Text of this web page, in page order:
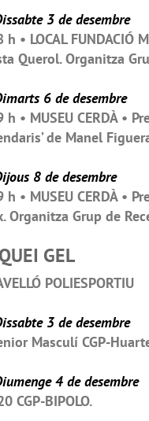
3 de desembre
h • LOCAL FUNDACIÓ
Querol. Organitza
6 de desembre
h • MUSEU CERDÀ •
de Manel
8 de desembre
h • MUSEU CERDÀ •
Organitza Grup de
GEL
POLIESPORTIU
3 de desembre
Masculí CGP-
4 de desembre
CGP-BIPOLO.